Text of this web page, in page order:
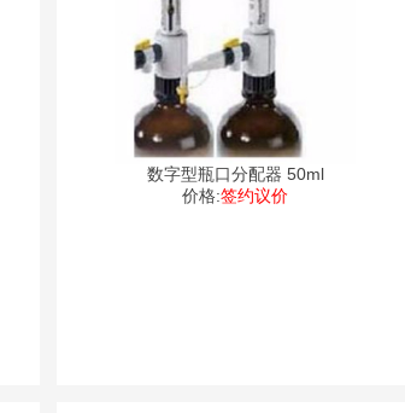
数字型瓶口分配器 50ml
价格:签约议价